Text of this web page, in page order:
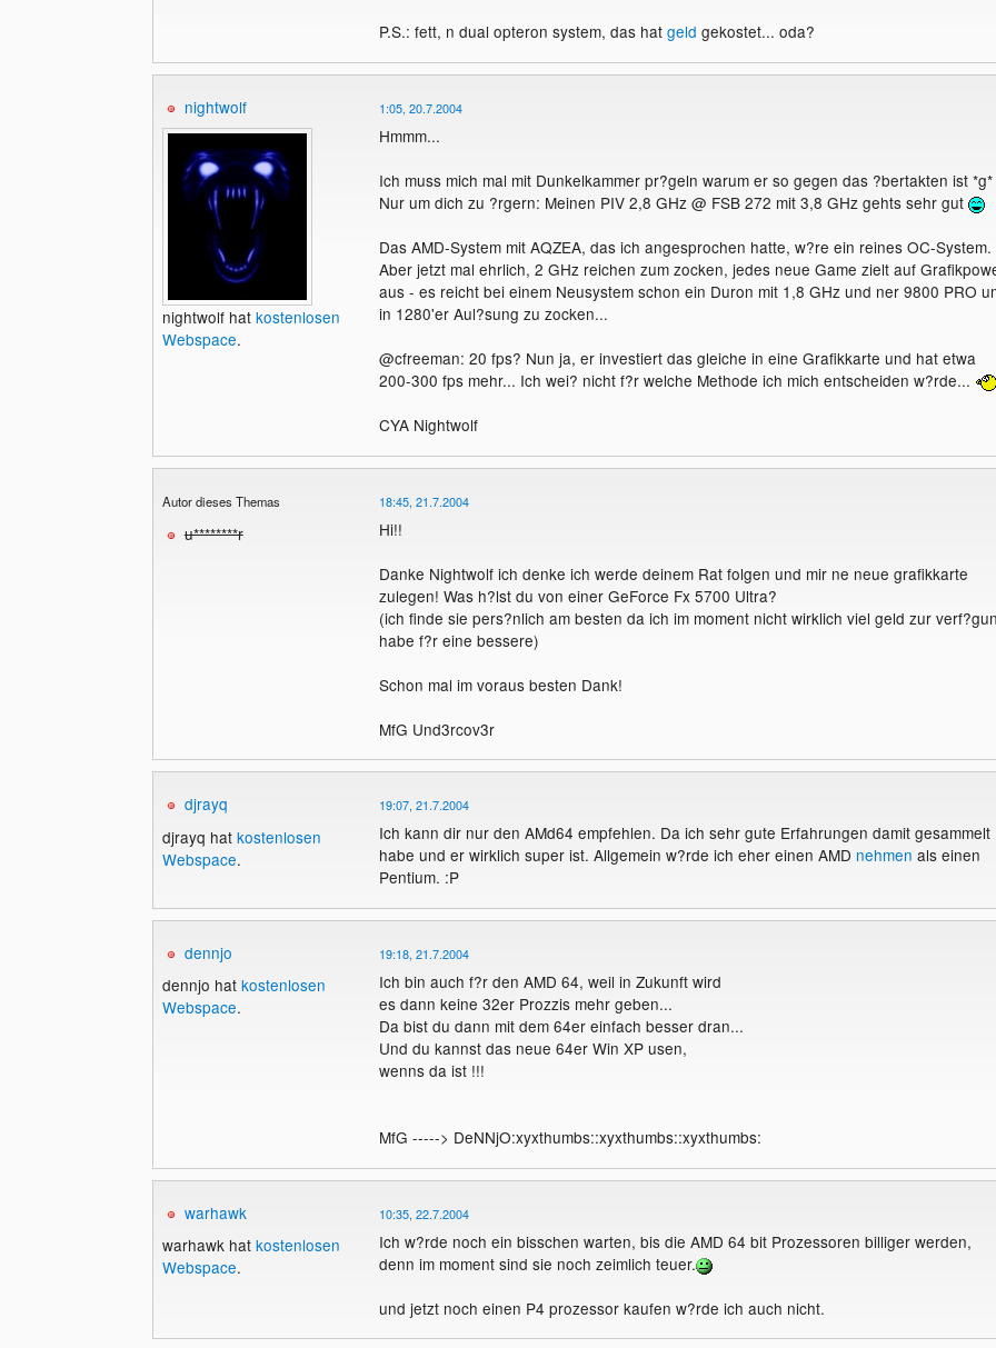
P.S.: fett, n dual opteron system, das hat geld gekostet... oda?
nightwolf
nightwolf hat kostenlosen
Webspace.
1:05, 20.7.2004
Hmmm...
Ich muss mich mal mit Dunkelkammer pr?geln warum er so gegen das ?bertakten ist *g*
Nur um dich zu ?rgern: Meinen PIV 2,8 GHz @ FSB 272 mit 3,8 GHz gehts sehr gut
Das AMD-System mit AQZEA, das ich angesprochen hatte, w?re ein reines OC-System.
Aber jetzt mal ehrlich, 2 GHz reichen zum zocken, jedes neue Game zielt auf
aus - es reicht bei einem Neusystem schon ein Duron mit 1,8 GHz und ner 9800 PRO
in 1280'er Aul?sung zu zocken...
@cfreeman: 20 fps? Nun ja, er investiert das gleiche in eine Grafikkarte und hat etwa
200-300 fps mehr... Ich wei? nicht f?r welche Methode ich mich entscheiden w?rde...
CYA Nightwolf
Autor dieses Themas
u********r
18:45, 21.7.2004
Hi!!
Danke Nightwolf ich denke ich werde deinem Rat folgen und mir ne neue grafikkarte
zulegen! Was h?lst du von einer GeForce Fx 5700 Ultra?
(ich finde sie pers?nlich am besten da ich im moment nicht wirklich viel geld zur
habe f?r eine bessere)
Schon mal im voraus besten Dank!
MfG Und3rcov3r
djrayq
djrayq hat kostenlosen
Webspace.
19:07, 21.7.2004
Ich kann dir nur den AMd64 empfehlen. Da ich sehr gute Erfahrungen damit gesammelt
habe und er wirklich super ist. Allgemein w?rde ich eher einen AMD nehmen als einen
Pentium. :P
dennjo
dennjo hat kostenlosen
Webspace.
19:18, 21.7.2004
Ich bin auch f?r den AMD 64, weil in Zukunft wird
es dann keine 32er Prozzis mehr geben...
Da bist du dann mit dem 64er einfach besser dran...
Und du kannst das neue 64er Win XP usen,
wenns da ist !!!
MfG -----> DeNNjO:xyxthumbs::xyxthumbs::xyxthumbs:
warhawk
warhawk hat kostenlosen
Webspace.
10:35, 22.7.2004
Ich w?rde noch ein bisschen warten, bis die AMD 64 bit Prozessoren billiger werden,
denn im moment sind sie noch zeimlich teuer.
und jetzt noch einen P4 prozessor kaufen w?rde ich auch nicht.